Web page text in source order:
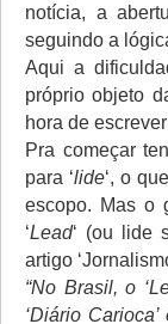
notícia, a
seguindo a
Aqui a
próprio objeto
hora de
Pra começar
para ‘lide‘, o
escopo. Mas o
‘Lead‘ (ou lide
artigo
“No Brasil, o
‘Diário